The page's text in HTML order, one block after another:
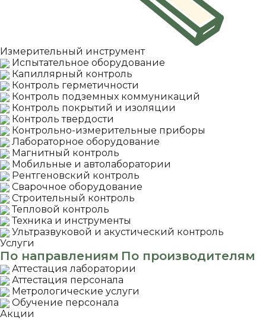
Измерительный инструмент
Испытательное оборудование
Капиллярный контроль
Контроль герметичности
Контроль подземных коммуникаций
Контроль покрытий и изоляции
Контроль твердости
Контрольно-измерительные приборы
Лабораторное оборудование
Магнитный контроль
Мобильные и автолаборатории
Рентгеновский контроль
Сварочное оборудование
Строительный контроль
Тепловой контроль
Техника и инструменты
Ультразвуковой и акустический контроль
Услуги
По направлениям По производителям
Аттестация лаборатории
Аттестация персонала
Метрологические услуги
Обучение персонала
Акции